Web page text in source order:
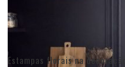
Estampas florais na decoração